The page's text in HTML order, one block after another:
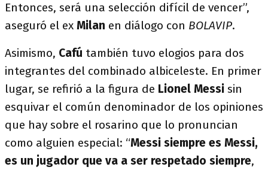
Entonces, será una selección difícil de vencer”,
aseguró el ex Milan en diálogo con BOLAVIP.
Asimismo, Cafú también tuvo elogios para dos
integrantes del combinado albiceleste. En primer
lugar, se refirió a la figura de Lionel Messi sin
esquivar el común denominador de los opiniones
que hay sobre el rosarino que lo pronuncian
como alguien especial: “Messi siempre es Messi,
es un jugador que va a ser respetado siempre,